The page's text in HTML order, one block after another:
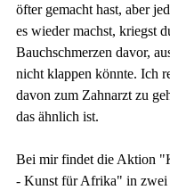
öfter gemacht hast, aber
es wieder machst, kriegst
Bauchschmerzen davor,
nicht klappen könnte. Ich
davon zum Zahnarzt zu
das ähnlich ist.
Bei mir findet die Aktion
- Kunst für Afrika" in zwei